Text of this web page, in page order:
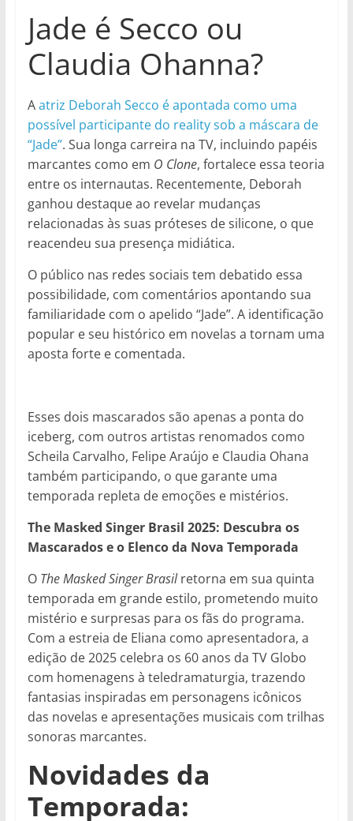
Jade é Secco ou
Claudia Ohanna?
Aatriz Deborah Secco é apontada como uma
possível participante do reality sob a máscara de
“Jade”. Sua longa carreira na TV, incluindo papéis
marcantes como em O Clone, fortalece essa teoria
entre os internautas. Recentemente, Deborah
ganhou destaque ao revelar mudanças
relacionadas às suas próteses de silicone, o que
reacendeu sua presença midiática.
O público nas redes sociais tem debatido essa
possibilidade, com comentários apontando sua
familiaridade com o apelido “Jade”. A identificação
popular e seu histórico em novelas a tornam uma
aposta forte e comentada.
Esses dois mascarados são apenas a ponta do
iceberg, com outros artistas renomados como
Scheila Carvalho, Felipe Araújo e Claudia Ohana
também participando, o que garante uma
temporada repleta de emoções e mistérios.
The Masked Singer Brasil 2025: Descubra os
Mascarados e o Elenco da Nova Temporada
O The Masked Singer Brasilretorna em sua quinta
temporada em grande estilo, prometendo muito
mistério e surpresas para os fãs do programa.
Com a estreia de Eliana como apresentadora, a
edição de 2025 celebra os 60 anos da TV Globo
com homenagens à teledramaturgia, trazendo
fantasias inspiradas em personagens icônicos
das novelas e apresentações musicais com trilhas
sonoras marcantes.
Novidades da
Temporada: